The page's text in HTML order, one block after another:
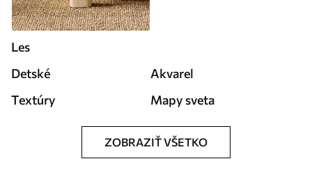
Les
Detské
Akvarel
Textúry
Mapy sveta
ZOBRAZIŤ VŠETKO